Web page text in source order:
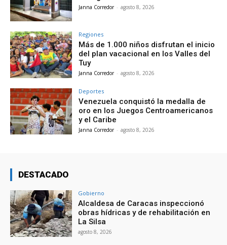
Janna Corredor - agosto 8, 2026
Regiones
Más de 1.000 niños disfrutan el inicio
del plan vacacional en los Valles del
Tuy
Janna Corredor - agosto 8, 2026
Deportes
Venezuela conquistó la medalla de
oro en los Juegos Centroamericanos
y el Caribe
Janna Corredor - agosto 8, 2026
DESTACADO
Gobierno
Alcaldesa de Caracas inspeccionó
obras hídricas y de rehabilitación en
La Silsa
agosto 8, 2026